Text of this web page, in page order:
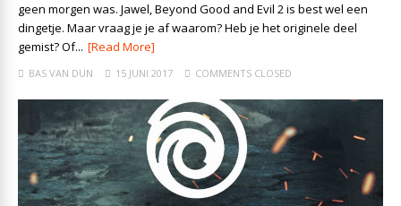
geen morgen was. Jawel, Beyond Good and Evil 2 is best wel een
dingetje. Maar vraag je je af waarom? Heb je het originele deel
gemist? Of... [Read More]
BAS VAN DUN 15 JUNI 2017 COMMENTS CLOSED